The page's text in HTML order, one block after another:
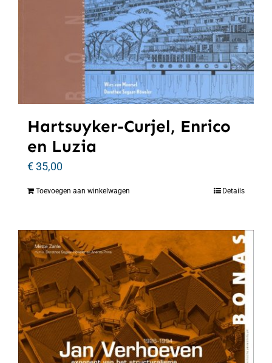
Hartsuyker-Curjel, Enrico
en Luzia
€35,00
Toevoegen aan winkelwagen Details